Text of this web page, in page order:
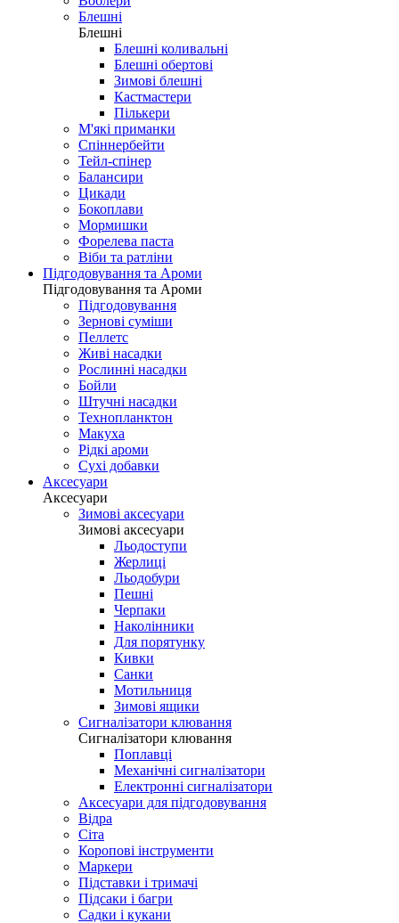
Блешні
Блешні
Блешні коливальні
Блешні обертові
Зимові блешні
Кастмастери
Пількери
М'які приманки
Спіннербейти
Тейл-спінер
Балансири
Цикади
Бокоплави
Мормишки
Форелева паста
Віби та ратліни
Підгодовування та Ароми
Підгодовування та Ароми
Підгодовування
Зернові суміши
Пеллетс
Живі насадки
Рослинні насадки
Бойли
Штучні насадки
Технопланктон
Макуха
Рідкі ароми
Сухі добавки
Аксесуари
Аксесуари
Зимові аксесуари
Зимові аксесуари
Льодоступи
Жерлиці
Льодобури
Пешні
Черпаки
Наколінники
Для порятунку
Кивки
Санки
Мотильниця
Зимові ящики
Сигналізатори клювання
Сигналізатори клювання
Поплавці
Механічні сигналізатори
Електронні сигналізатори
Аксесуари для підгодовування
Відра
Сіта
Коропові інструменти
Маркери
Підставки і тримачі
Підсаки і багри
Садки і кукани